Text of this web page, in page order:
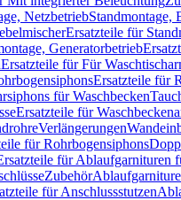
NetzbetriebStandmontage,
Ersatzteile für
Generatorbetrieb
Ersatzteile für Für
Ersatzteile für
für Waschbecken
Ersatzteile für
Verlängerungen
für Rohrbogensiphons
für Ablaufgarnituren
Zubehör
für Anschlussstutzen